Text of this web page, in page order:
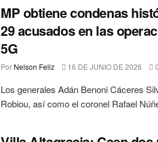
MP obtiene condenas
29 acusados en las
5G
Por Nelson Feliz 16 DE JUNIO DE 2026 0
Los generales Adán Benoni Cáceres
Robiou, así como el coronel Rafael